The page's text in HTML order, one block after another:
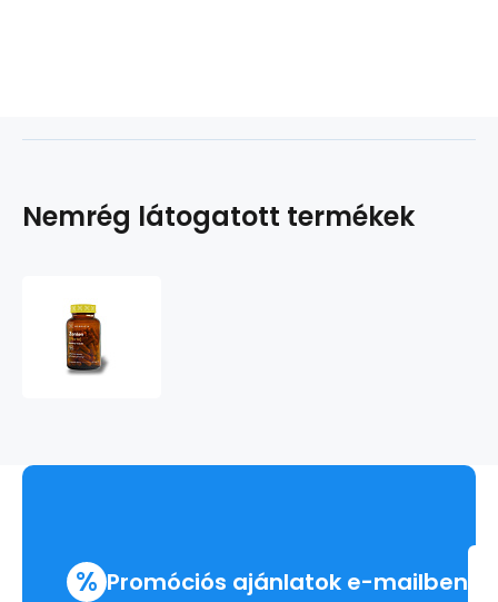
Nemrég látogatott termékek
% Promóciós ajánlatok e-mailben